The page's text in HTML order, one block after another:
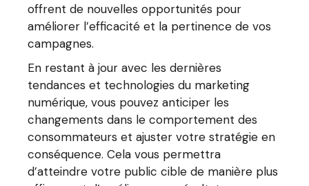
offrent de nouvelles opportunités pour
améliorer l’efficacité et la pertinence de vos
campagnes.
En restant à jour avec les dernières
tendances et technologies du marketing
numérique, vous pouvez anticiper les
changements dans le comportement des
consommateurs et ajuster votre stratégie en
conséquence. Cela vous permettra
d’atteindre votre public cible de manière plus